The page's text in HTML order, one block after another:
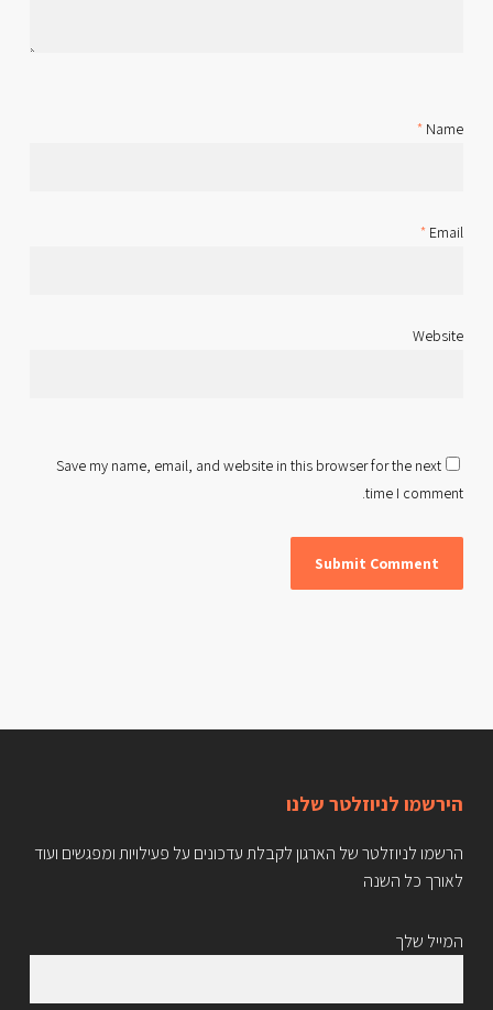
Name
*
Email
*
Website
Save my name, email, and website in this browser for the next
time I comment.
הירשמו לניוזלטר שלנו
הרשמו לניוזלטר של הארגון לקבלת עדכונים על פעילויות ומפגשים ועוד
לאורך כל השנה
המייל שלך